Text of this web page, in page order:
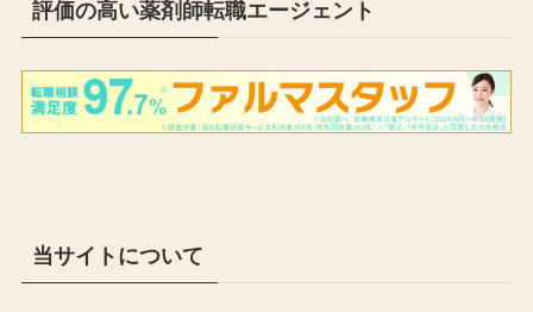
評価の高い薬剤師転職エージェント
当サイトについて